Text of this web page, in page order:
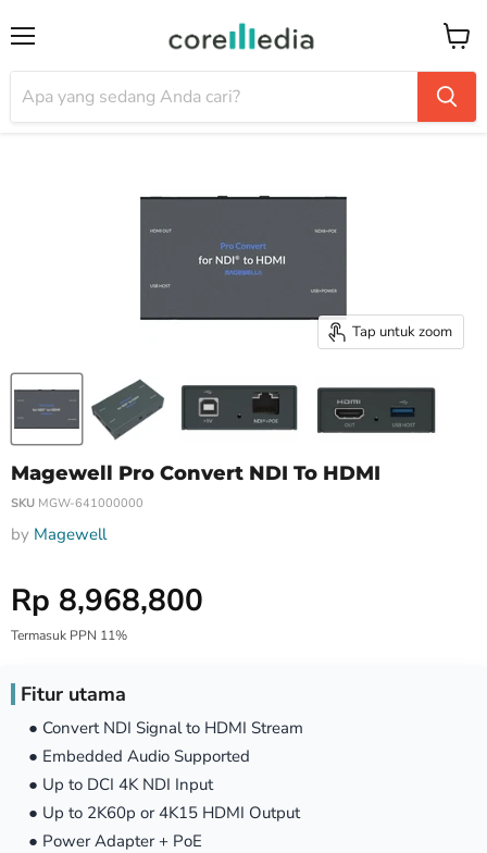
Tap untuk zoom
Magewell Pro Convert NDI To HDMI
SKU MGW-641000000
by Magewell
Harga Special
Rp 8,968,800
Termasuk PPN 11%
Fitur utama
● Convert NDI Signal to HDMI Stream
● Embedded Audio Supported
● Up to DCI 4K NDI Input
● Up to 2K60p or 4K15 HDMI Output
● Power Adapter + PoE